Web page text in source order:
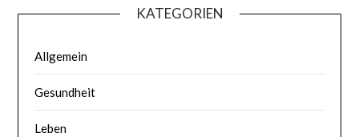
KATEGORIEN
Allgemein
Gesundheit
Leben